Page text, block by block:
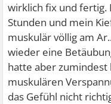
wirklich fix und fertig.
Stunden und mein
muskulär völlig am
wieder eine
hatte aber
muskulären
das Gefühl nicht